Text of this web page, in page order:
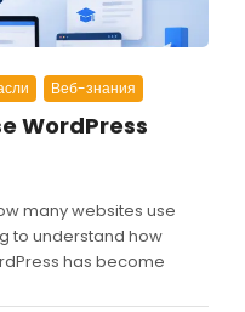
Веб-знания
WordPress
many websites use
to understand how
has become